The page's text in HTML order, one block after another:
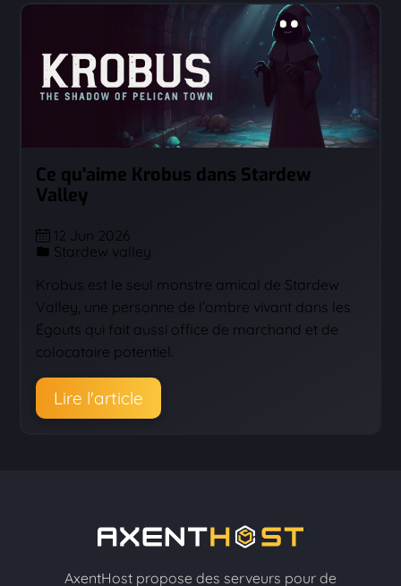
Ce qu'aime Krobus dans Stardew
Valley
12 Jun 2026
Stardew valley
Krobus est le seul monstre amical de Stardew
Valley, une personne de l’ombre vivant dans les
Égouts qui fait aussi office de marchand et de
colocataire potentiel.
Lire l'article
AxentHost propose des serveurs pour de